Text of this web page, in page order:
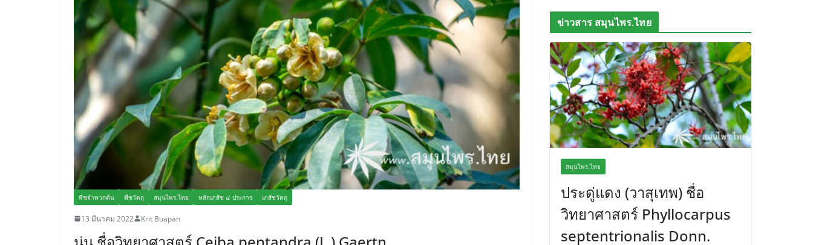
พืชจำพวกต้น พืชวัตถุ สมุนไพร.ไทย หลักเภสัช ๔ ประการ เภสัชวัตถุ
13 มีนาคม 2022 Krit Buapan
ข่าวสาร สมุนไพร.ไทย
สมุนไพร.ไทย
ประดู่แดง (วาสุเทพ) ชื่อ
วิทยาศาสตร์ Phyllocarpus
septentrionalis Donn.